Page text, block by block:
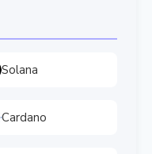
Solana
Cardano